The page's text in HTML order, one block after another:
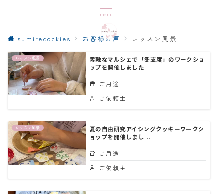
menu
sumirecookies お客様の声 レッスン風景
レッスン風景
素敵なマルシェで「冬支度」のワークショ
ップを開催しました
ご用途
ご依頼主
レッスン風景
夏の自由研究アイシングクッキーワークシ
ョップを開催しまし...
ご用途
ご依頼主